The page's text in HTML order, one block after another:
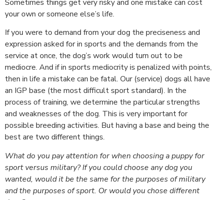
Sometimes things get very risky and one mistake can cost
your own or someone else’s life.
If you were to demand from your dog the preciseness and
expression asked for in sports and the demands from the
service at once, the dog’s work would turn out to be
mediocre. And if in sports mediocrity is penalized with points,
then in life a mistake can be fatal. Our (service) dogs all have
an IGP base (the most difficult sport standard). In the
process of training, we determine the particular strengths
and weaknesses of the dog. This is very important for
possible breeding activities. But having a base and being the
best are two different things.
What do you pay attention for when choosing a puppy for
sport versus military? If you could choose any dog you
wanted, would it be the same for the purposes of military
and the purposes of sport. Or would you chose different